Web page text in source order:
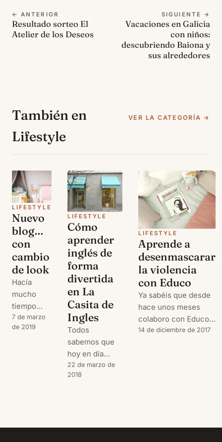
← ANTERIOR
Resultado sorteo El
Atelier de los Deseos
SIGUIENTE →
Vacaciones en Galicia
con niños:
descubriendo Baiona y
sus alrededores
También en
Lifestyle
VER LA CATEGORÍA →
LIFESTYLE
Nuevo
blog…
con
cambio
de look
Hacía
mucho
tiempo
que no
pasaba por
Pero es
7 de marzo
de 2019
LIFESTYLE
Cómo
aprender
inglés de
forma
divertida
en La
Casita de
Ingles
Todos
sabemos que
hoy en día
saber bien
inglés es
para
22 de marzo de
2018
LIFESTYLE
Aprende a
desenmascarar
la violencia
con Educo
Ya sabéis que desde
hace unos meses
colaboro con Educo
difundiendo algunos
positivo y de cómo
14 de diciembre de 2017